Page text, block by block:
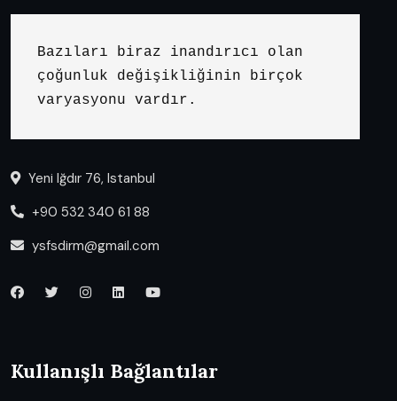
Bazıları biraz inandırıcı olan
çoğunluk değişikliğinin birçok
varyasyonu vardır.
Yeni Iğdır 76, Istanbul
+90 532 340 61 88
ysfsdirm@gmail.com
Kullanışlı Bağlantılar